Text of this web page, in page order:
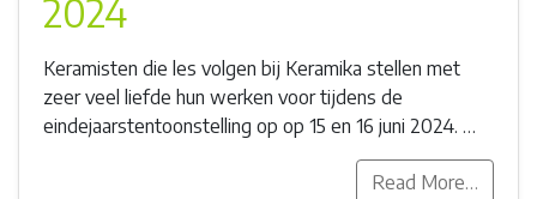
2024
Keramisten die les volgen bij Keramika stellen met
zeer veel liefde hun werken voor tijdens de
eindejaarstentoonstelling op op 15 en 16 juni 2024. …
Read More…